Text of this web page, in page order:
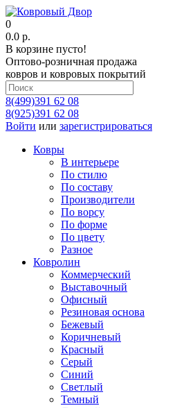
0
0.0 р.
В корзине пусто!
Оптово-розничная продажа
ковров и ковровых покрытий
8(499)391 62 08
8(925)391 62 08
Войти или зарегистрироваться
Ковры
В интерьере
По стилю
По составу
Производители
По ворсу
По форме
По цвету
Разное
Ковролин
Коммерческий
Выставочный
Офисный
Резиновая основа
Бежевый
Коричневый
Красный
Серый
Синий
Светлый
Темный